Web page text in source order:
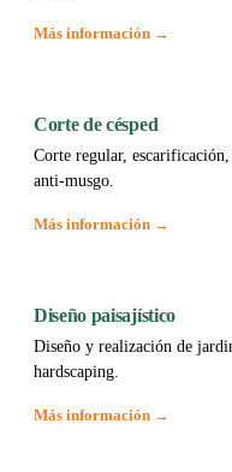
Más información →
Corte de césped
Corte regular,
anti-musgo.
Más información →
Diseño paisajístico
Diseño y realización de
hardscaping.
Más información →